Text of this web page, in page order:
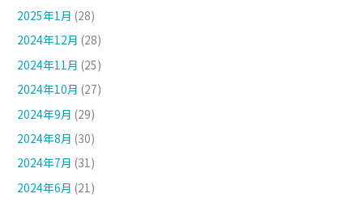
2025年1月 (28)
2024年12月 (28)
2024年11月 (25)
2024年10月 (27)
2024年9月 (29)
2024年8月 (30)
2024年7月 (31)
2024年6月 (21)